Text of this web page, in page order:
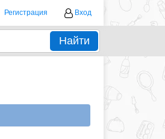
Регистрация Вход
Найти